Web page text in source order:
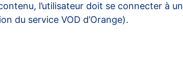
l’utilisateur doit se connecter à un
du service VOD d’Orange).